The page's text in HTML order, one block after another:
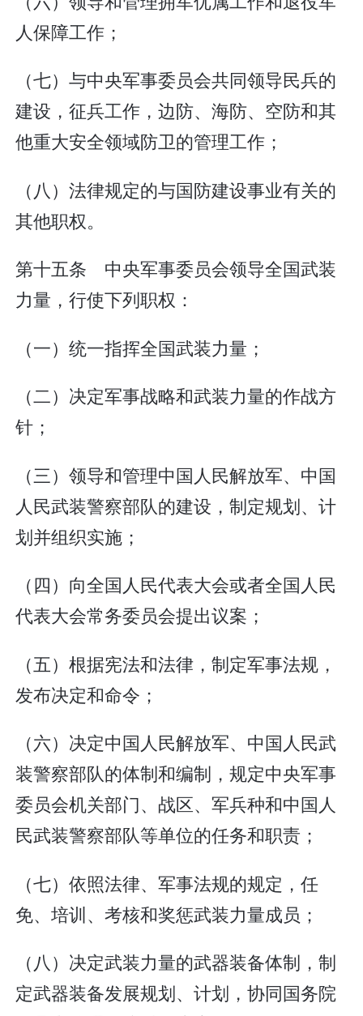
人保障工作；
（七）与中央军事委员会共同领导民兵的
建设，征兵工作，边防、海防、空防和其
他重大安全领域防卫的管理工作；
（八）法律规定的与国防建设事业有关的
其他职权。
第十五条 中央军事委员会领导全国武装
力量，行使下列职权：
（一）统一指挥全国武装力量；
（二）决定军事战略和武装力量的作战方
针；
（三）领导和管理中国人民解放军、中国
人民武装警察部队的建设，制定规划、计
划并组织实施；
（四）向全国人民代表大会或者全国人民
代表大会常务委员会提出议案；
（五）根据宪法和法律，制定军事法规，
发布决定和命令；
（六）决定中国人民解放军、中国人民武
装警察部队的体制和编制，规定中央军事
委员会机关部门、战区、军兵种和中国人
民武装警察部队等单位的任务和职责；
（七）依照法律、军事法规的规定，任
免、培训、考核和奖惩武装力量成员；
（八）决定武装力量的武器装备体制，制
定武器装备发展规划、计划，协同国务院